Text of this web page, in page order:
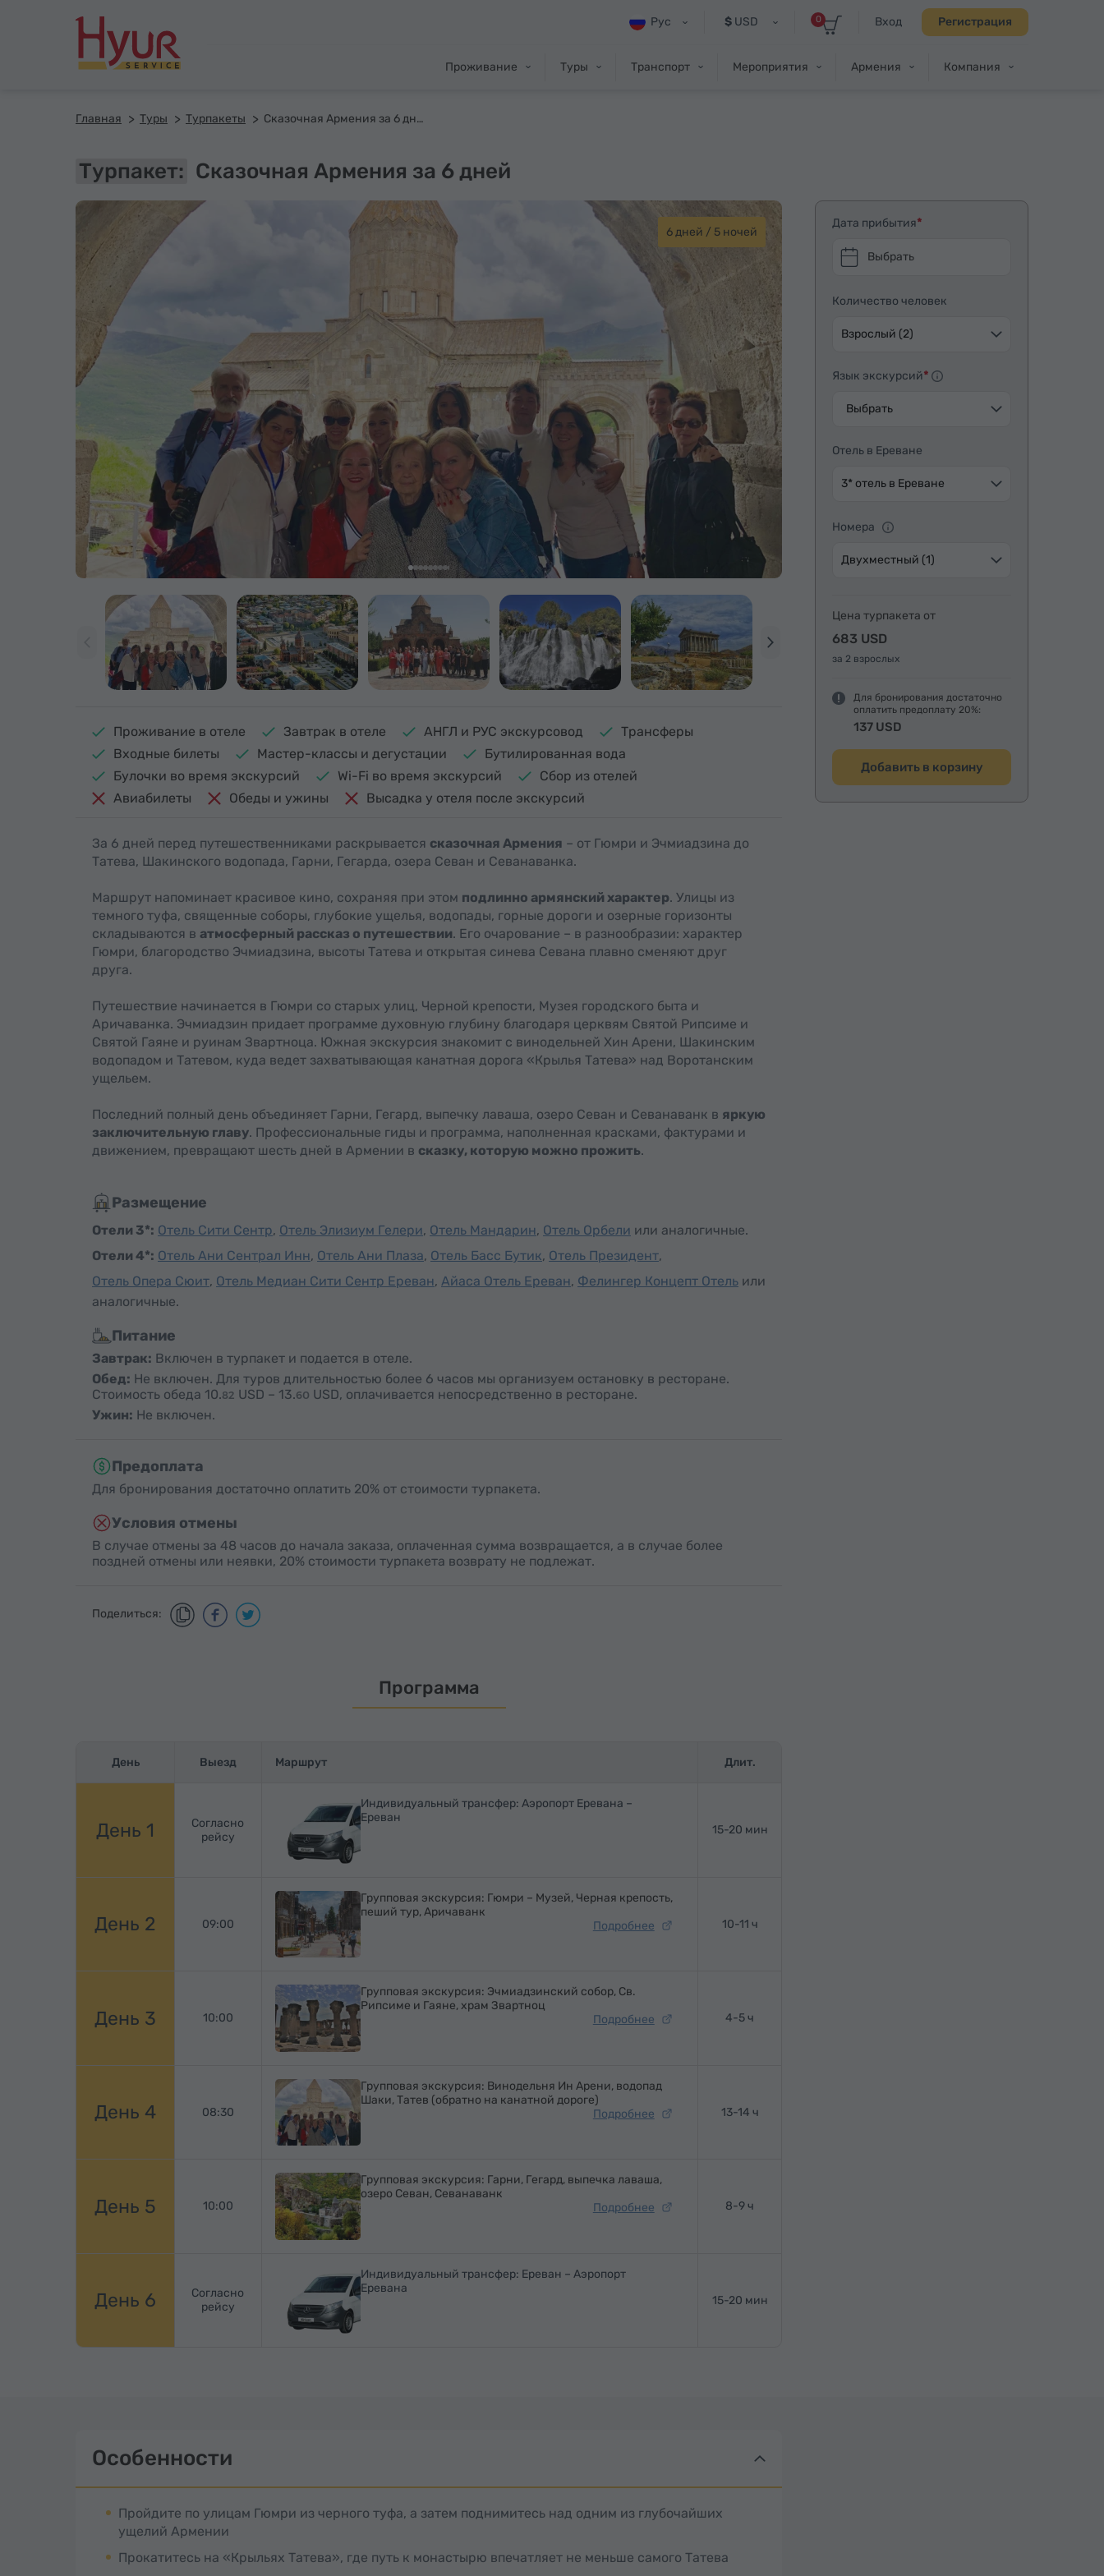
Вход Регистрация
0
$USD
Рус
Проживание Туры Транспорт Мероприятия Армения Компания
Главная Туры Турпакеты Сказочная Армения за 6 дней
Турпакет: Сказочная Армения за 6 дней
6 дней / 5 ночей
Проживание в отеле Завтрак в отеле АНГЛ и РУС экскурсовод
Трансферы
Входные билеты
Мастер-классы и дегустации
Бутилированная вода
Булочки во время экскурсий
Wi-Fi во время экскурсий
Сбор из отелей
Авиабилеты
Обеды и ужины Высадка у отеля после экскурсий
За 6 дней перед путешественниками раскрывается сказочная Армения – от Гюмри и Эчмиадзина до
Татева, Шакинского водопада, Гарни, Гегарда, озера Севан и Севанаванка.
Маршрут напоминает красивое кино, сохраняя при этом подлинно армянский характер. Улицы из
темного туфа, священные соборы, глубокие ущелья, водопады, горные дороги и озерные горизонты
складываются в атмосферный рассказ о путешествии. Его очарование – в разнообразии: характер
Гюмри, благородство Эчмиадзина, высоты Татева и открытая синева Севана плавно сменяют друг
друга.
Путешествие начинается в Гюмри со старых улиц, Черной крепости, Музея городского быта и
Аричаванка. Эчмиадзин придает программе духовную глубину благодаря церквям Святой Рипсиме и
Святой Гаяне и руинам Звартноца. Южная экскурсия знакомит с винодельней Хин Арени, Шакинским
водопадом и Татевом, куда ведет захватывающая канатная дорога «Крылья Татева» над Воротанским
ущельем.
Последний полный день объединяет Гарни, Гегард, выпечку лаваша, озеро Севан и Севанаванк в яркую
заключительную главу. Профессиональные гиды и программа, наполненная красками, фактурами и
движением, превращают шесть дней в Армении в сказку, которую можно прожить.
Размещение
Отели 3*: Отель Сити Сентр, Отель Элизиум Гелери, Отель Мандарин, Отель Орбели или аналогичные.
Отели 4*: Отель Ани Сентрал Инн, Отель Ани Плаза, Отель Басс Бутик, Отель Президент,
Отель Опера Сюит, Отель Медиан Сити Сентр Ереван, Айаса Отель Ереван, Фелингер Концепт Отель или
аналогичные.
Питание
Завтрак: Включен в турпакет и подается в отеле.
Обед: Не включен. Для туров длительностью более 6 часов мы организуем остановку в ресторане.
Стоимость обеда 10.82 USD – 13.60 USD, оплачивается непосредственно в ресторане.
Ужин: Не включен.
Предоплата
Для бронирования достаточно оплатить 20% от стоимости турпакета.
Условия отмены
В случае отмены за 48 часов до начала заказа, оплаченная сумма возвращается, а в случае более
поздней отмены или неявки, 20% стоимости турпакета возврату не подлежат.
Поделиться:
Дата прибытия
Выбрать
Количество человек
Взрослый (2)
Язык экскурсий
Выбрать
Отель в Ереване
3* отель в Ереване
Номера
Двухместный (1)
Цена турпакета от
683 USD
за 2 взрослых
Для бронирования достаточно
оплатить предоплату 20%:
137 USD
Добавить в корзину
Программа
День Выезд Маршрут Длит.
День 1
Согласно
рейсу
Индивидуальный трансфер: Аэропорт Еревана –
Ереван
15-20 мин
День 2 09:00
Групповая экскурсия: Гюмри – Музей, Черная крепость,
пеший тур, Аричаванк
Подробнее
10-11 ч
День 3 10:00
Групповая экскурсия: Эчмиадзинский собор, Св.
Рипсиме и Гаяне, храм Звартноц
Подробнее
4-5 ч
День 4 08:30
Групповая экскурсия: Винодельня Ин Арени, водопад
Шаки, Татев (обратно на канатной дороге)
Подробнее
13-14 ч
День 5 10:00
Групповая экскурсия: Гарни, Гегард, выпечка лаваша,
озеро Севан, Севанаванк
Подробнее
8-9 ч
День 6
Согласно
рейсу
Индивидуальный трансфер: Ереван – Аэропорт
Еревана
15-20 мин
Особенности
Пройдите по улицам Гюмри из черного туфа, а затем поднимитесь над одним из глубочайших
ущелий Армении
Прокатитесь на «Крыльях Татева», где путь к монастырю впечатляет не меньше самого Татева